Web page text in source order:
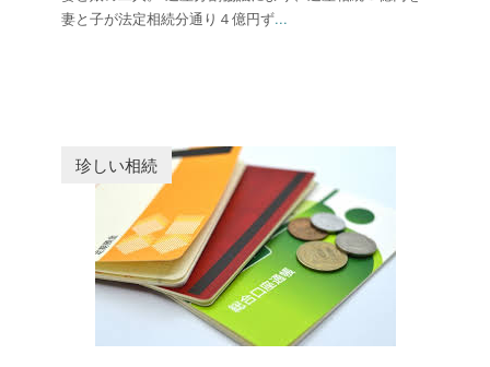
妻と子が法定相続分通り４億円ず...
珍しい相続